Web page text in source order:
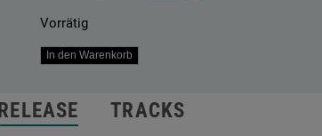
Vorrätig
Back
Black
Menge
In den Warenkorb
RELEASE TRACKS